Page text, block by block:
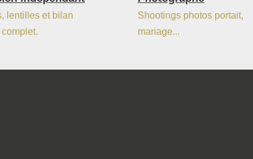
lentilles et bilan
Shootings photos portait,
mariage...